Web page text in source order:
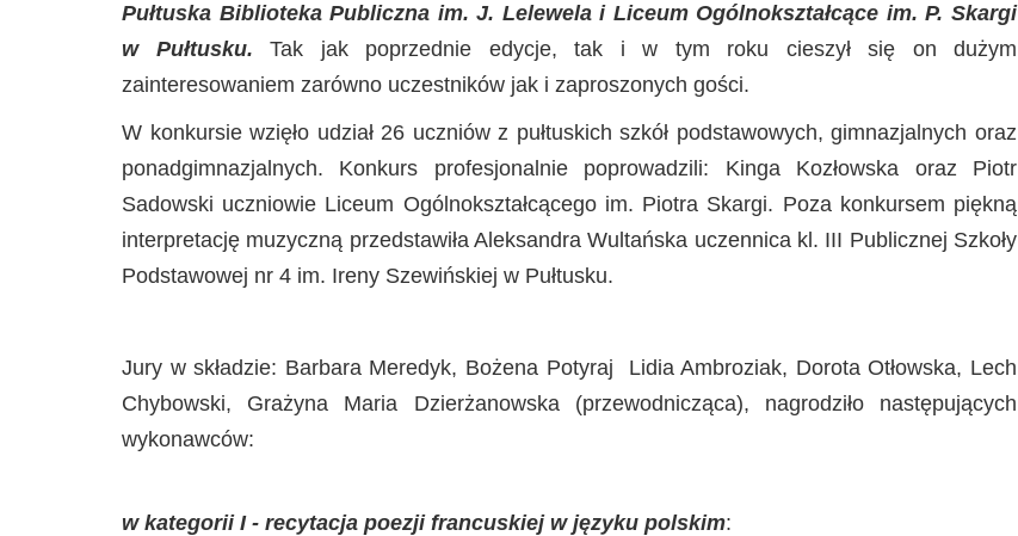
Pułtuska Biblioteka Publiczna im. J. Lelewela i Liceum Ogólnokształcące im. P. Skargi
w Pułtusku.
Tak jak poprzednie edycje, tak i w tym roku cieszył się on dużym
zainteresowaniem zarówno uczestników jak i zaproszonych gości.
W konkursie wzięło udział 26 uczniów z pułtuskich szkół podstawowych, gimnazjalnych oraz
ponadgimnazjalnych. Konkurs profesjonalnie poprowadzili: Kinga Kozłowska oraz Piotr
Sadowski uczniowie Liceum Ogólnokształcącego im. Piotra Skargi. Poza konkursem piękną
interpretację muzyczną przedstawiła Aleksandra Wultańska uczennica kl. III Publicznej Szkoły
Podstawowej nr 4 im. Ireny Szewińskiej w Pułtusku.
Jury w składzie: Barbara Meredyk, Bożena Potyraj Lidia Ambroziak, Dorota Otłowska, Lech
Chybowski, Grażyna Maria Dzierżanowska (przewodnicząca), nagrodziło następujących
wykonawców:
w kategorii I - recytacja poezji francuskiej w języku polskim: